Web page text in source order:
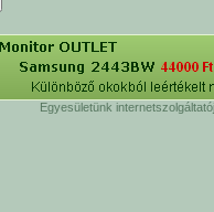
Egyesületünk